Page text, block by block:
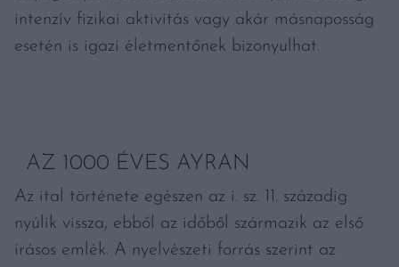
intenzív fizikai aktivitás vagy akár másnaposság
esetén is igazi életmentőnek bizonyulhat.
AZ 1000 ÉVES AYRAN
Az ital története egészen az i. sz. 11. századig
nyúlik vissza, ebből az időből származik az első
írásos emlék. A nyelvészeti forrás szerint az